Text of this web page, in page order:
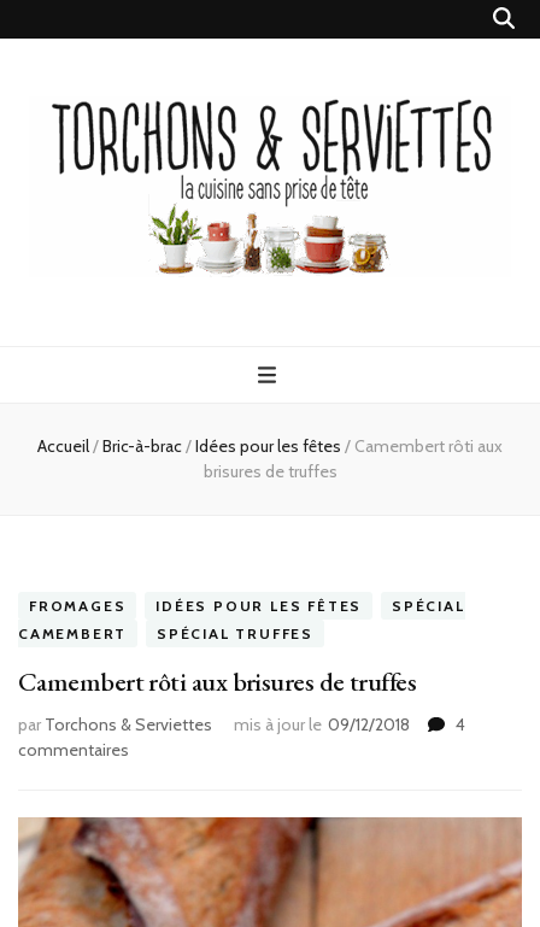
Serviettes
Accueil/Bric-à-brac/Idées pour les fêtes / Camembert rôti aux
brisures de truffes
FROMAGES IDÉES POUR LES FÊTES
SPÉCIAL
CAMEMBERT
SPÉCIAL TRUFFES
Camembert rôti aux brisures de truffes
par Torchons & Serviettes mis à jour le 09/12/2018
4
commentaires
aux
brisures
de
truffes